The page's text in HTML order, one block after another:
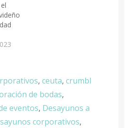
, ceuta, crumbl
de bodas,
eventos, Desayunos a
corporativos,